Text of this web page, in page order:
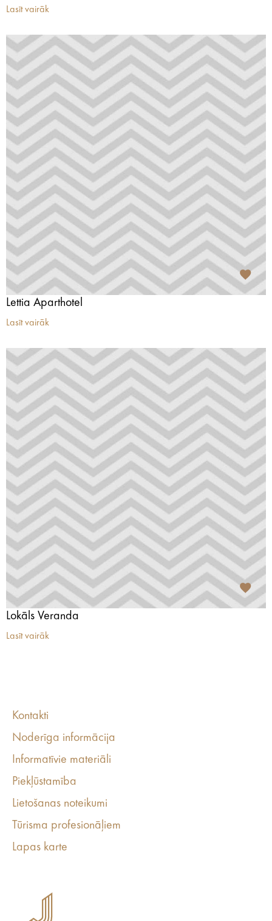
Lasīt vairāk
Lettia Aparthotel
Lasīt vairāk
Lokāls Veranda
Lasīt vairāk
Kontakti
Noderīga informācija
Informatīvie materiāli
Piekļūstamība
Lietošanas noteikumi
Tūrisma profesionāļiem
Lapas karte